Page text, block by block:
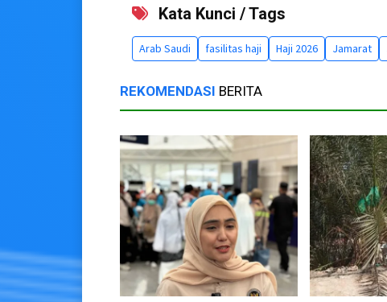
Kata Kunci / Tags
Arab Saudi fasilitas haji Haji 2026 Jamarat
REKOMENDASI BERITA